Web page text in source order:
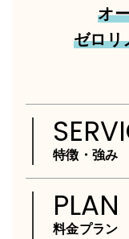
オ
ゼロリ
特徴・強み
PLAN
料金プラン